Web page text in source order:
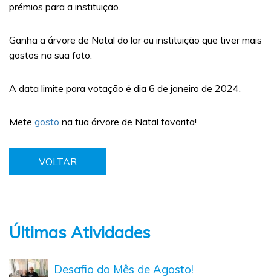
prémios para a instituição.
Ganha a árvore de Natal do lar ou instituição que tiver mais
gostos na sua foto.
A data limite para votação é dia 6 de janeiro de 2024.
Mete gosto na tua árvore de Natal favorita!
VOLTAR
Últimas Atividades
Desafio do Mês de Agosto!